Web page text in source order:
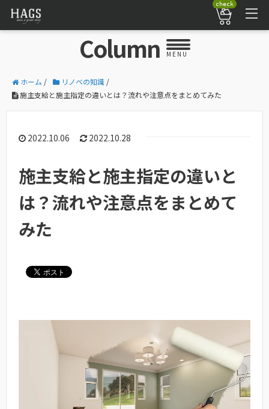
check
Column MENU
ホーム / リノベの知識 /
施主支給と施主指定の違いとは？流れや注意点をまとめてみた
2022.10.06 2022.10.28
施主支給と施主指定の違いと
は？流れや注意点をまとめて
みた